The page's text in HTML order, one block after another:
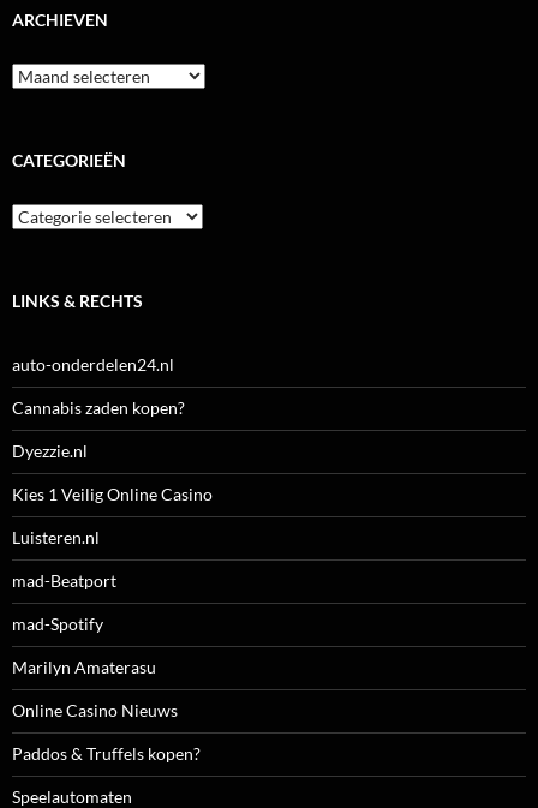
ARCHIEVEN
Archieven
CATEGORIEËN
Categorieën
LINKS & RECHTS
auto-onderdelen24.nl
Cannabis zaden kopen?
Dyezzie.nl
Kies 1 Veilig Online Casino
Luisteren.nl
mad-Beatport
mad-Spotify
Marilyn Amaterasu
Online Casino Nieuws
Paddos & Truffels kopen?
Speelautomaten